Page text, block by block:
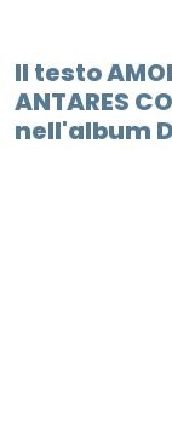
Il testo
ANTARES
nell'album